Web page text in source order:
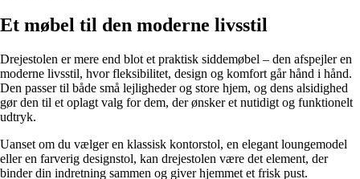
Et møbel til den moderne livsstil
Drejestolen er mere end blot et praktisk siddemøbel – den afspejler en
moderne livsstil, hvor fleksibilitet, design og komfort går hånd i hånd.
Den passer til både små lejligheder og store hjem, og dens alsidighed
gør den til et oplagt valg for dem, der ønsker et nutidigt og funktionelt
udtryk.
Uanset om du vælger en klassisk kontorstol, en elegant loungemodel
eller en farverig designstol, kan drejestolen være det element, der
binder din indretning sammen og giver hjemmet et frisk pust.